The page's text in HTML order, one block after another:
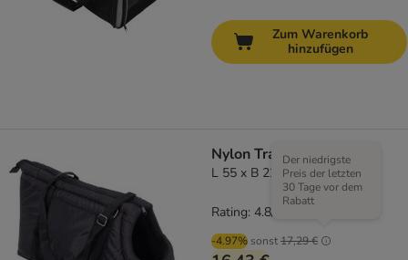
Zum Warenkorb
hinzufügen
Nylon Tragetasche Carry
L 55 x B 22 x H 28 cm
-4.97% sonst17,29 €
Der niedrigste
Preis der letzten
30 Tage vor dem
Rabatt
Rating: 4.8/5